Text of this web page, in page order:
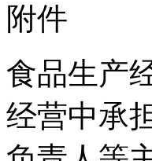
附件
食品生产
经营中承